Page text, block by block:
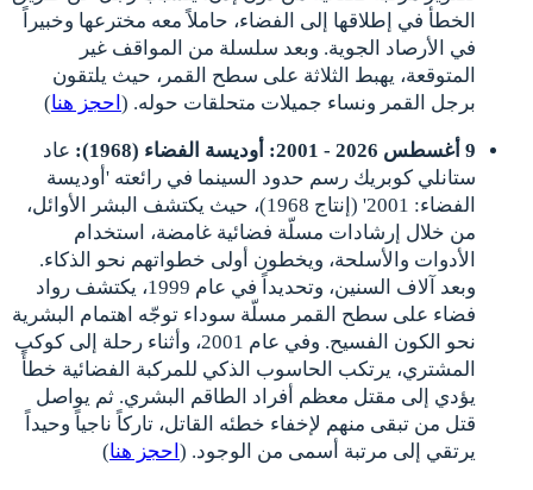
الخطأ في إطلاقها إلى الفضاء، حاملاً معه مخترعها وخبيراً
في الأرصاد الجوية. وبعد سلسلة من المواقف غير
المتوقعة، يهبط الثلاثة على سطح القمر، حيث يلتقون
برجل القمر ونساء جميلات متحلقات حوله. ( احجز هنا)
9 أغسطس 2026 - 2001: أوديسة الفضاء (1968):
عاد
ستانلي كوبريك رسم حدود السينما في رائعته 'أوديسة
الفضاء: 2001' (إنتاج 1968)، حيث يكتشف البشر الأوائل،
من خلال إرشادات مسلّة فضائية غامضة، استخدام
الأدوات والأسلحة، ويخطون أولى خطواتهم نحو الذكاء.
وبعد آلاف السنين، وتحديداً في عام 1999، يكتشف رواد
فضاء على سطح القمر مسلّة سوداء توجّه اهتمام البشرية
نحو الكون الفسيح. وفي عام 2001، وأثناء رحلة إلى كوكب
المشتري، يرتكب الحاسوب الذكي للمركبة الفضائية خطأً
يؤدي إلى مقتل معظم أفراد الطاقم البشري. ثم يواصل
قتل من تبقى منهم لإخفاء خطئه القاتل، تاركاً ناجياً وحيداً
يرتقي إلى مرتبة أسمى من الوجود. ( احجز هنا)